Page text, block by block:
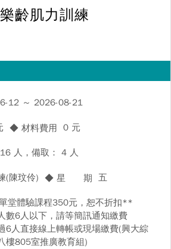
齡肌力訓練
12 ～ 2026-08-21
◆ 材料費用 0 元
人，備取： 4 人
(陳玟伶) ◆ 星 期 五
堂體驗課程350元，恕不折扣**
數6人以下，請等簡訊通知繳費
6人直接線上轉帳或現場繳費(興大綜
樓805室推廣教育組)